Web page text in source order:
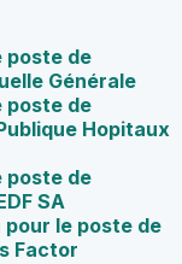
poste de
Générale
poste de
Hopitaux
poste de
SA
le poste de
Factor